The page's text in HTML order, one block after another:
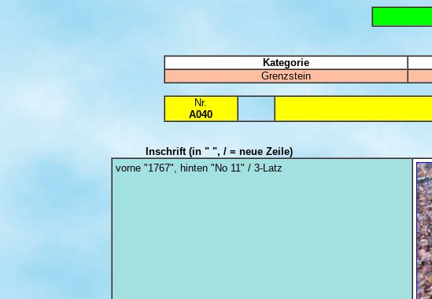
Kategorie
Grenzstein
Nr.
A040
Inschrift(in " ", / = neue Zeile)
vorne "1767", hinten "No 11" / 3-Latz